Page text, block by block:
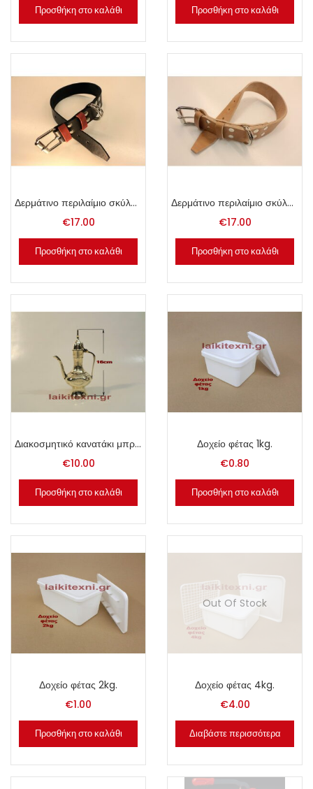
Προσθήκη στο καλάθι Προσθήκη στο καλάθι
Δερμάτινο περιλαίμιο σκύλου 4x65cm μαύρο.
€17.00
Προσθήκη στο καλάθι
Δερμάτινο περιλαίμιο σκύλου 4x65cm φυσικό.
€17.00
Προσθήκη στο καλάθι
Διακοσμητικό κανατάκι μπρούτζινο.
€10.00
Προσθήκη στο καλάθι
Δοχείο φέτας 1kg.
€0.80
Προσθήκη στο καλάθι
Δοχείο φέτας 2kg.
€1.00
Προσθήκη στο καλάθι
Out Of Stock
Δοχείο φέτας 4kg.
€4.00
Διαβάστε περισσότερα